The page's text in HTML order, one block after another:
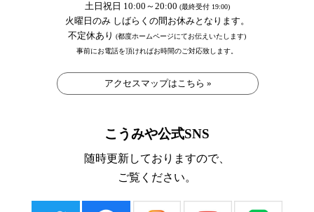
土日祝日 10:00～20:00 (最終受付 19:00)
火曜日のみ しばらくの間お休みとなります。
不定休あり (都度ホームページにてお伝えいたします)
事前にお電話を頂ければお時間のご対応致します。
アクセスマップはこちら »
こうみや公式SNS
随時更新しておりますので、
ご覧ください。